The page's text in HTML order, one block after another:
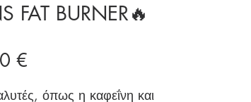
FAT BURNER🔥
€
όπως η καφεΐνη και